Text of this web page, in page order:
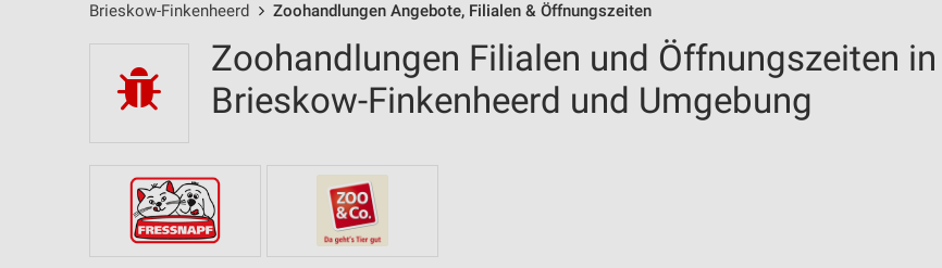
Brieskow-Finkenheerd Zoohandlungen Angebote, Filialen & Öffnungszeiten
Zoohandlungen Filialen und Öffnungszeiten in
Brieskow-Finkenheerd und Umgebung